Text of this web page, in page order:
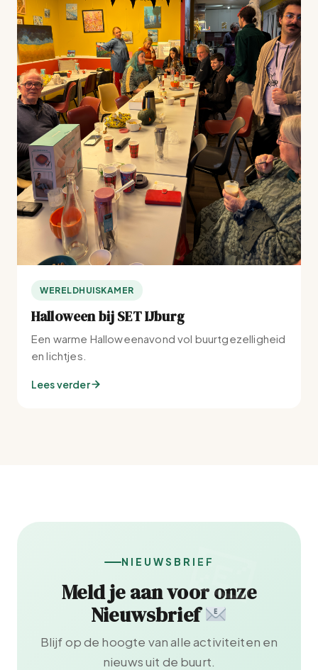
WERELDHUISKAMER
Halloween bij SET IJburg
Een warme Halloweenavond vol buurtgezelligheid
en lichtjes.
Lees verder
NIEUWSBRIEF
Meld je aan voor onze
Nieuwsbrief
Blijf op de hoogte van alle activiteiten en
nieuws uit de buurt.